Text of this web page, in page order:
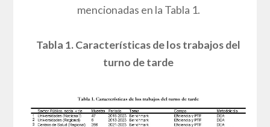
mencionadas en la Tabla 1.
Tabla 1. Características de los trabajos del
turno de tarde